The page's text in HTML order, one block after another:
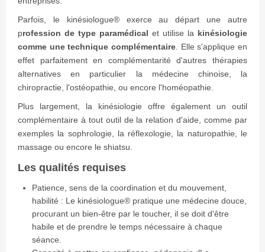
Parfois, le kinésiologue® exerce au départ une autre
profession de type paramédical et utilise la kinésiologie
comme une technique complémentaire . Elle s'applique en
effet parfaitement en complémentarité d'autres thérapies
alternatives en particulier la médecine chinoise, la
chiropractie, l'ostéopathie, ou encore l'homéopathie.
Plus largement, la kinésiologie offre également un outil
complémentaire à tout outil de la relation d'aide, comme par
exemples la sophrologie, la réflexologie, la naturopathie, le
massage ou encore le shiatsu.
Les qualités requises
Patience, sens de la coordination et du mouvement,
habilité : Le kinésiologue® pratique une médecine douce,
procurant un bien-être par le toucher, il se doit d'être
habile et de prendre le temps nécessaire à chaque
séance.